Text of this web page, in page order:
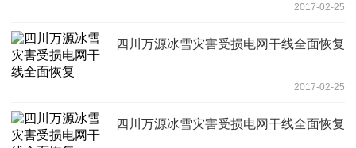
2017-02-25
四川万源冰雪灾害受损电网干线全面恢复
2017-02-25
四川万源冰雪灾害受损电网干线全面恢复